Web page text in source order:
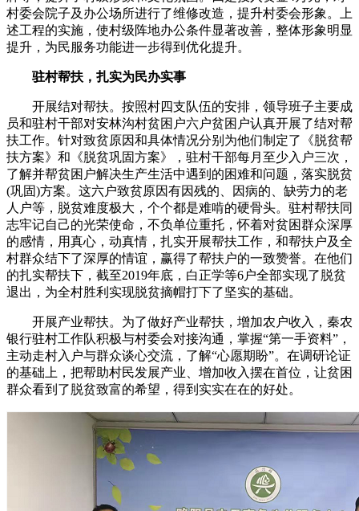
村委会院子及办公场所进行了维修改造，提升村委会形象。上
述工程的实施，使村级阵地办公条件显著改善，整体形象明显
提升，为民服务功能进一步得到优化提升。
驻村帮扶，扎实为民办实事
开展结对帮扶。按照村四支队伍的安排，领导班子主要成
员和驻村干部对安林沟村贫困户六户贫困户认真开展了结对帮
扶工作。针对致贫原因和具体情况分别为他们制定了《脱贫帮
扶方案》和《脱贫巩固方案》，驻村干部每月至少入户三次，
了解并帮贫困户解决生产生活中遇到的困难和问题，落实脱贫
(巩固)方案。这六户致贫原因有因残的、因病的、缺劳力的老
人户等，脱贫难度极大，个个都是难啃的硬骨头。驻村帮扶同
志牢记自己的光荣使命，不负单位重托，怀着对贫困群众深厚
的感情，用真心，动真情，扎实开展帮扶工作，和帮扶户及全
村群众结下了深厚的情谊，赢得了帮扶户的一致赞誉。在他们
的扎实帮扶下，截至2019年底，白正学等6户全部实现了脱贫
退出，为全村胜利实现脱贫摘帽打下了坚实的基础。
开展产业帮扶。为了做好产业帮扶，增加农户收入，秦农
银行驻村工作队积极与村委会对接沟通，掌握“第一手资料”，
主动走村入户与群众谈心交流，了解“心愿期盼”。在调研论证
的基础上，把帮助村民发展产业、增加收入摆在首位，让贫困
群众看到了脱贫致富的希望，得到实实在在的好处。